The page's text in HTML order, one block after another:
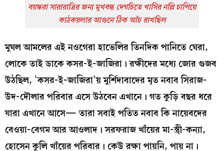
বয়স্করা সারারাত্রির জন্য মুখবন্ধ দেগচিতে খাসির নল্লি চাপিয়ে
কাঠকয়লার আগুনে ঠিক আঁচ রাখছিল
মুঘল আমলের এই নওগেরা হাভেলির তিনদিক পানিতে ঘেরা,
লোকে তাই ডাকে কসর-ই-জাজিরা। রক্ষীদের মধ্যে জোর গুজব
উঠছিল, ‘কসর-ই-জাজিরা’য় মুর্শিদাবাদের মৃত নবাব সিরাজ-
উদ-দৌলার পরিবার এসে উঠবেন এখানে। গত কুড়ি বছর ধরে
যারা এখানে আসে— তারা সবাই পতিত নবাব কি নায়েবদের
বেওয়া-বেগম আর আওলাদ। সরফরাজ খাঁয়ের মা-স্ত্রী-কন্যা,
হোসেন কুলি খাঁয়ের পরিবার। কেউ রক্ষা পায়নি, পায় না।